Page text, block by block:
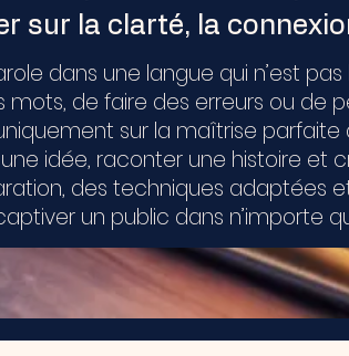
sur la clarté, la
dans une langue qui n’est
mots, de faire des erreurs ou de
sur la maîtrise
idée, raconter une histoire et
des techniques adaptées
un public dans n’importe